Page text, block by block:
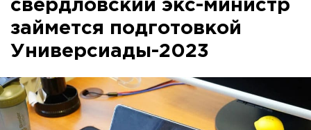
свердловский экс-министр
займется подготовкой
Универсиады-2023